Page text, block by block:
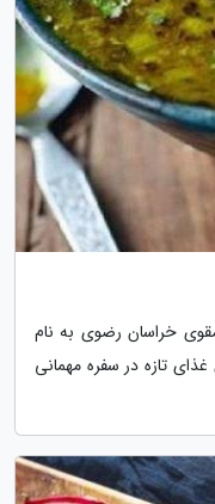
خراسان رضوی به نام
تازه در سفره مهمانی